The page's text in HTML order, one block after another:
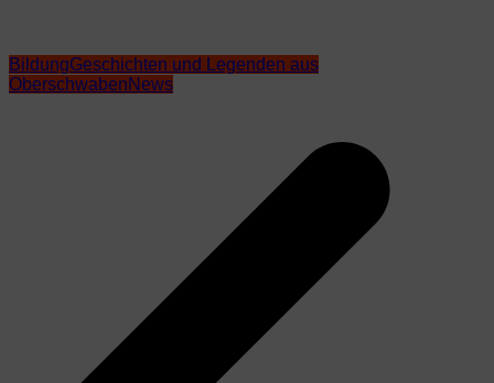
BildungGeschichten und Legenden aus
OberschwabenNews